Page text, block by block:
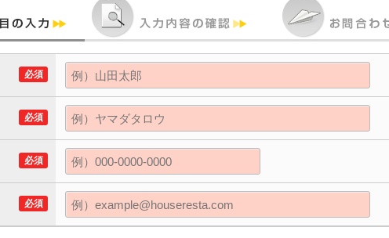
必須
必須
必須
必須